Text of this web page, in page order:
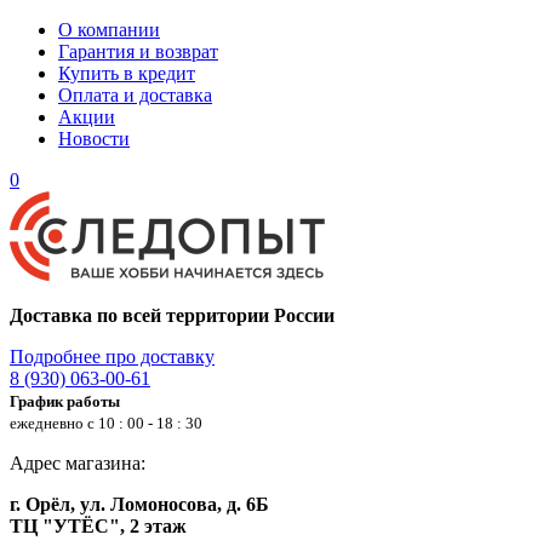
О компании
Гарантия и возврат
Купить в кредит
Оплата и доставка
Акции
Новости
0
Доставка по всей территории России
Подробнее про доставку
8 (930) 063-00-61
График работы
ежедневно с 10 : 00 - 18 : 30
Адрес магазина:
г. Орёл, ул. Ломоносова, д. 6Б
ТЦ "УТЁС", 2 этаж